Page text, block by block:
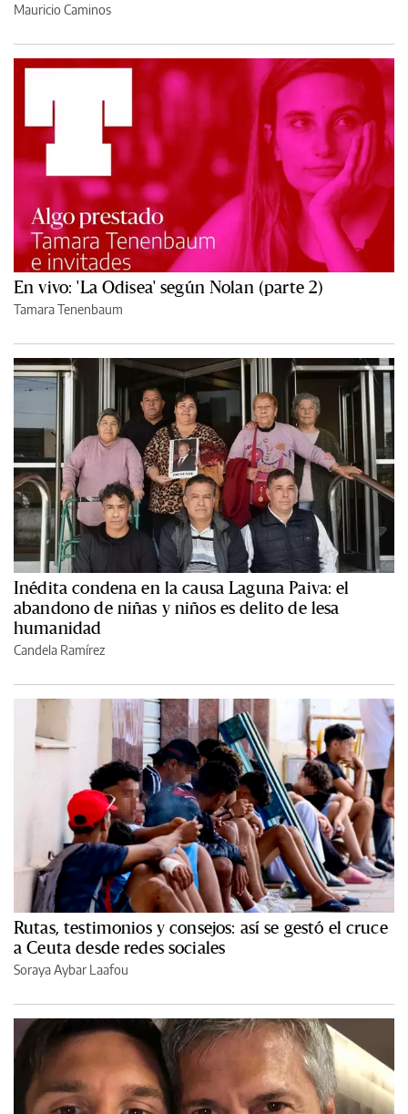
Mauricio Caminos
En vivo: 'La Odisea' según Nolan (parte 2)
Tamara Tenenbaum
Inédita condena en la causa Laguna Paiva: el
abandono de niñas y niños es delito de lesa
humanidad
Candela Ramírez
Rutas, testimonios y consejos: así se gestó el cruce
a Ceuta desde redes sociales
Soraya Aybar Laafou